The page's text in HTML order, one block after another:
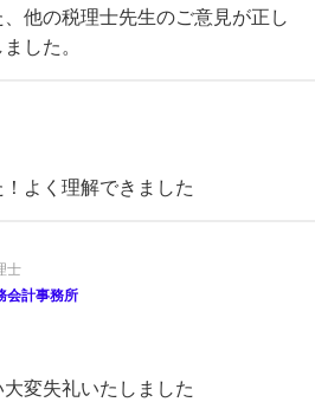
他の税理士先生のご意見が正し
した。
よく理解できました
会計事務所
変失礼いたしました